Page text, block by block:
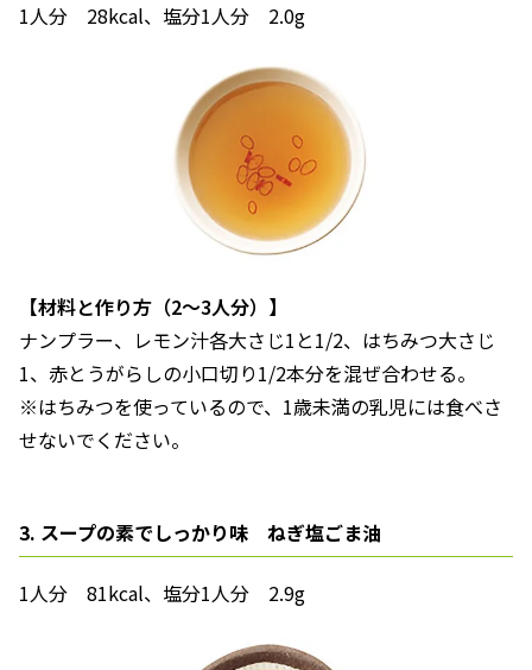
1人分 28kcal、塩分1人分 2.0g
【材料と作り方（2～3人分）】
ナンプラー、レモン汁各大さじ1と1/2、はちみつ大さじ
1、赤とうがらしの小口切り1/2本分を混ぜ合わせる。
※はちみつを使っているので、1歳未満の乳児には食べさ
せないでください。
3. スープの素でしっかり味 ねぎ塩ごま油
1人分 81kcal、塩分1人分 2.9g